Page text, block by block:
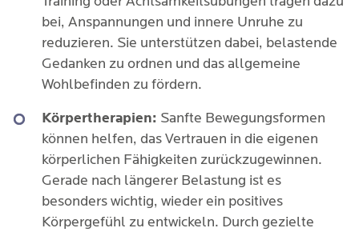
bei, Anspannungen und innere Unruhe zu
reduzieren. Sie unterstützen dabei, belastende
Gedanken zu ordnen und das allgemeine
Wohlbefinden zu fördern.
Körpertherapien: Sanfte Bewegungsformen
können helfen, das Vertrauen in die eigenen
körperlichen Fähigkeiten zurückzugewinnen.
Gerade nach längerer Belastung ist es
besonders wichtig, wieder ein positives
Körpergefühl zu entwickeln. Durch gezielte